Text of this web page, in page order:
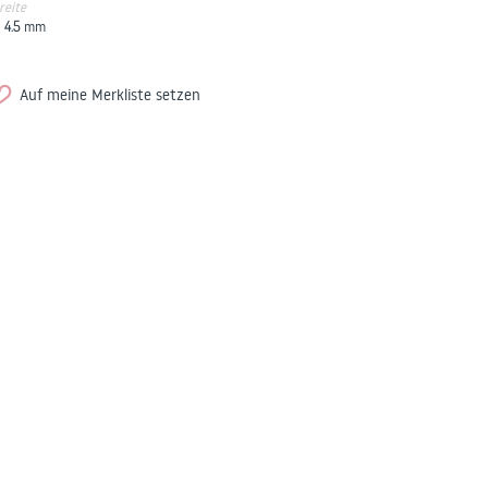
4.5 mm
Auf meine Merkliste setzen